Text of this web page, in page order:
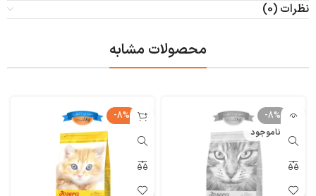
نظرات (0)
محصولات مشابه
-8%
ناموجود
-8%